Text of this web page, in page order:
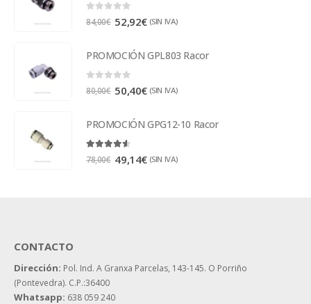
0 out of 5
84,00€ 52,92€ (SIN IVA)
PROMOCIÓN GPL803 Racor
80,00€ 50,40€ (SIN IVA)
PROMOCIÓN GPG12-10 Racor
78,00€ 49,14€ (SIN IVA)
CONTACTO
Dirección: Pol. Ind. A Granxa Parcelas, 143-145. O Porriño
(Pontevedra). C.P.:36400
Whatsapp: 638 059 240